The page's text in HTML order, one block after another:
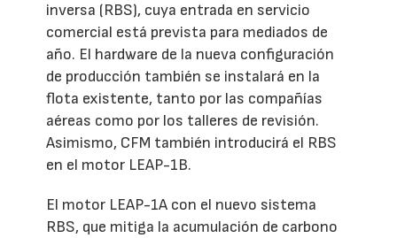
inversa (RBS), cuya entrada en servicio
comercial está prevista para mediados de
año. El hardware de la nueva configuración
de producción también se instalará en la
flota existente, tanto por las compañías
aéreas como por los talleres de revisión.
Asimismo, CFM también introducirá el RBS
en el motor LEAP-1B.
El motor LEAP-1A con el nuevo sistema
RBS, que mitiga la acumulación de carbono